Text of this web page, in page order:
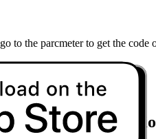
to the parcmeter to get the code
discovering the app
di parcheggio